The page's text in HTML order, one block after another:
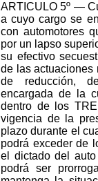
ARTICULO 5º —
a cuyo cargo se
con automotores
por un lapso
su efectivo
de las actuaciones
de reducción,
encargada de la
dentro de los
vigencia de la
plazo durante el
podrá exceder de
el dictado del
podrá ser